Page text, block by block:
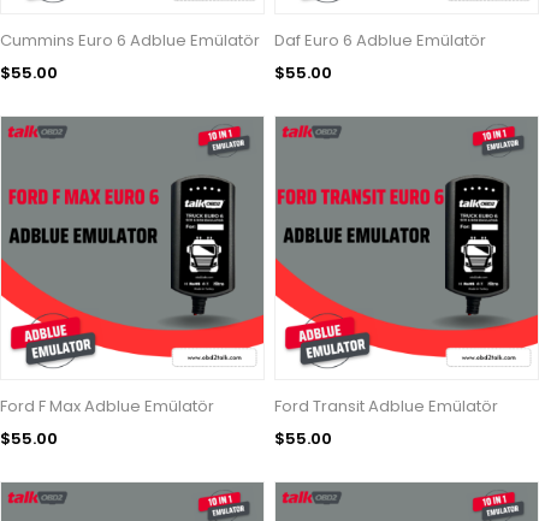
Cummins Euro 6 Adblue Emülatör
$55.00
Daf Euro 6 Adblue Emülatör
$55.00
Ford F Max Adblue Emülatör
$55.00
Ford Transit Adblue Emülatör
$55.00